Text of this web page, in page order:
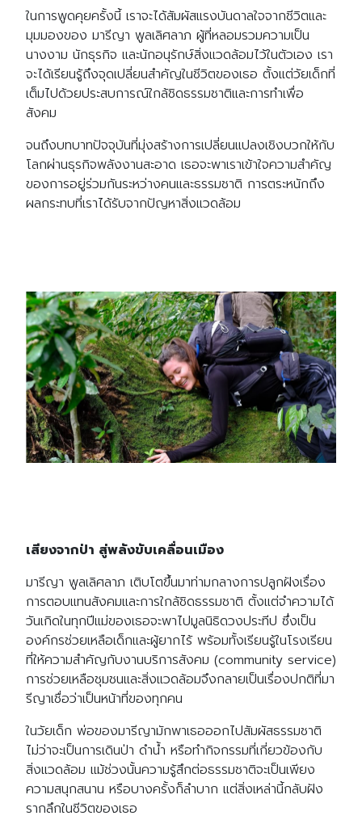
ในการพูดคุยครั้งนี้ เราจะได้สัมผัสแรงบันดาลใจจากชีวิตและ
มุมมองของ มารีญา พูลเลิศลาภ ผู้ที่หลอมรวมความเป็น
นางงาม นักธุรกิจ และนักอนุรักษ์สิ่งแวดล้อมไว้ในตัวเอง เรา
จะได้เรียนรู้ถึงจุดเปลี่ยนสำคัญในชีวิตของเธอ ตั้งแต่วัยเด็กที่
เต็มไปด้วยประสบการณ์ใกล้ชิดธรรมชาติและการทำเพื่อ
สังคม
จนถึงบทบาทปัจจุบันที่มุ่งสร้างการเปลี่ยนแปลงเชิงบวกให้กับ
โลกผ่านธุรกิจพลังงานสะอาด เธอจะพาเราเข้าใจความสำคัญ
ของการอยู่ร่วมกันระหว่างคนและธรรมชาติ การตระหนักถึง
ผลกระทบที่เราได้รับจากปัญหาสิ่งแวดล้อม
เสียงจากป่า สู่พลังขับเคลื่อนเมือง
มารีญา พูลเลิศลาภ เติบโตขึ้นมาท่ามกลางการปลูกฝังเรื่อง
การตอบแทนสังคมและการใกล้ชิดธรรมชาติ ตั้งแต่จำความได้
วันเกิดในทุกปีแม่ของเธอจะพาไปมูลนิธิดวงประทีป ซึ่งเป็น
องค์กรช่วยเหลือเด็กและผู้ยากไร้ พร้อมทั้งเรียนรู้ในโรงเรียน
ที่ให้ความสำคัญกับงานบริการสังคม (community service)
การช่วยเหลือชุมชนและสิ่งแวดล้อมจึงกลายเป็นเรื่องปกติที่มา
รีญาเชื่อว่าเป็นหน้าที่ของทุกคน
ในวัยเด็ก พ่อของมารีญามักพาเธอออกไปสัมผัสธรรมชาติ
ไม่ว่าจะเป็นการเดินป่า ดำน้ำ หรือทำกิจกรรมที่เกี่ยวข้องกับ
สิ่งแวดล้อม แม้ช่วงนั้นความรู้สึกต่อธรรมชาติจะเป็นเพียง
ความสนุกสนาน หรือบางครั้งก็ลำบาก แต่สิ่งเหล่านี้กลับฝัง
รากลึกในชีวิตของเธอ